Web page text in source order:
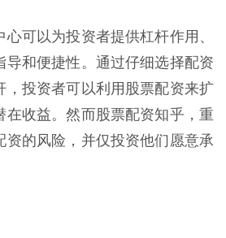
可以为投资者提供杠杆作用、
导和便捷性。通过仔细选择配资
，投资者可以利用股票配资来扩
在收益。然而股票配资知乎，重
资的风险，并仅投资他们愿意承